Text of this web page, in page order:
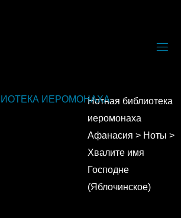
ИЕРОМОНАХАНотная библиотека
иеромонаха
Афанасия > Ноты >
Хвалите имя
Господне
(Яблочинское)